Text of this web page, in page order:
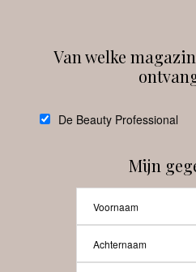
Van welke
De Beauty Professional
Mijn